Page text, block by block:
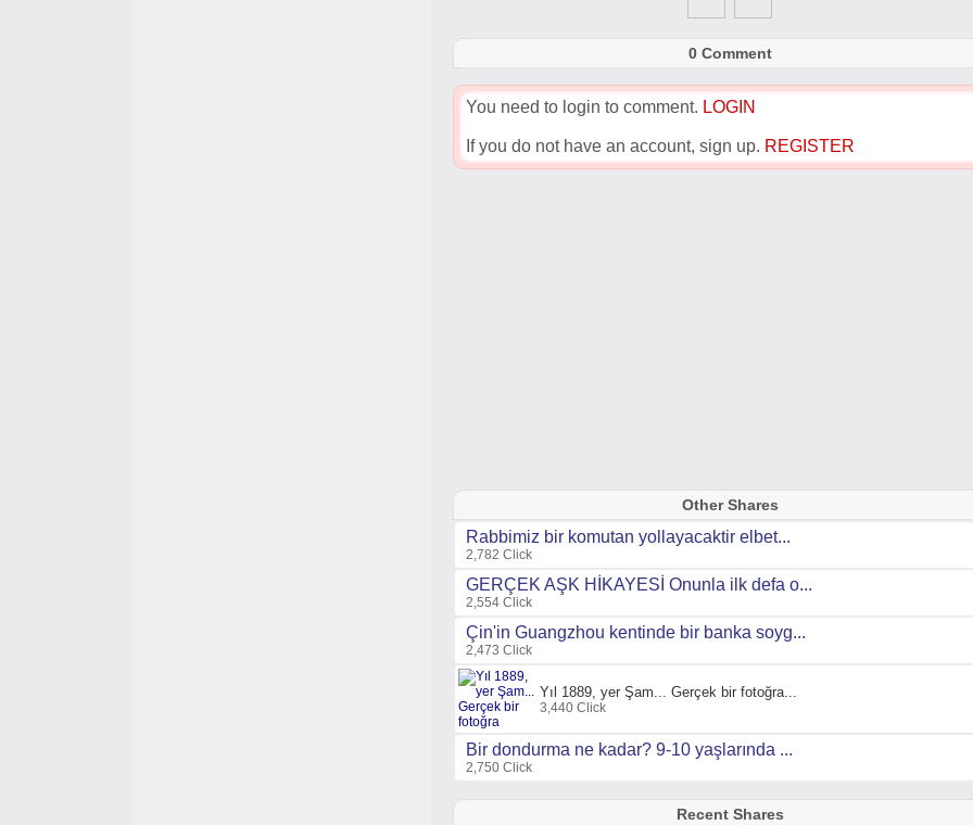
0 Comment
You need to login to comment. LOGIN
If you do not have an account, sign up. REGISTER
Other Shares
Rabbimiz bir komutan yollayacaktir elbet...
2,782 Click
GERÇEK AŞK HİKAYESİ Onunla ilk defa o...
2,554 Click
Çin'in Guangzhou kentinde bir banka soyg...
2,473 Click
Yıl 1889, yer Şam... Gerçek bir fotoğra...
3,440 Click
Bir dondurma ne kadar? 9-10 yaşlarında ...
2,750 Click
Recent Shares